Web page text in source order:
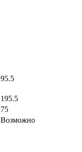
95.5
195.5
75
Возможно